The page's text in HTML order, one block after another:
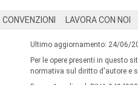
CONVENZIONI LAVORA CON NOI
Ultimo aggiornamento: 24/06/
Per le opere presenti in questo
normativa sul diritto d'autore e